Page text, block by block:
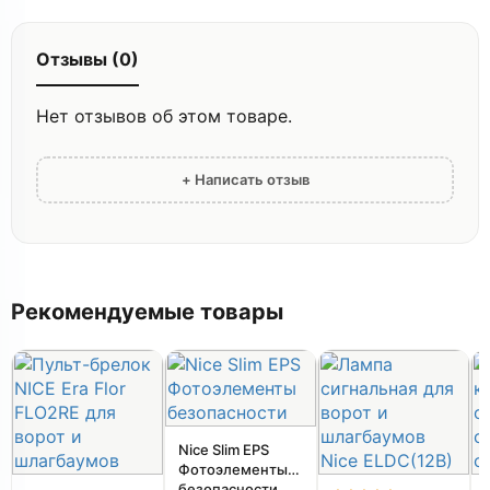
Отзывы (0)
Нет отзывов об этом товаре.
+ Написать отзыв
Рекомендуемые товары
Nice Slim EPS
Фотоэлементы